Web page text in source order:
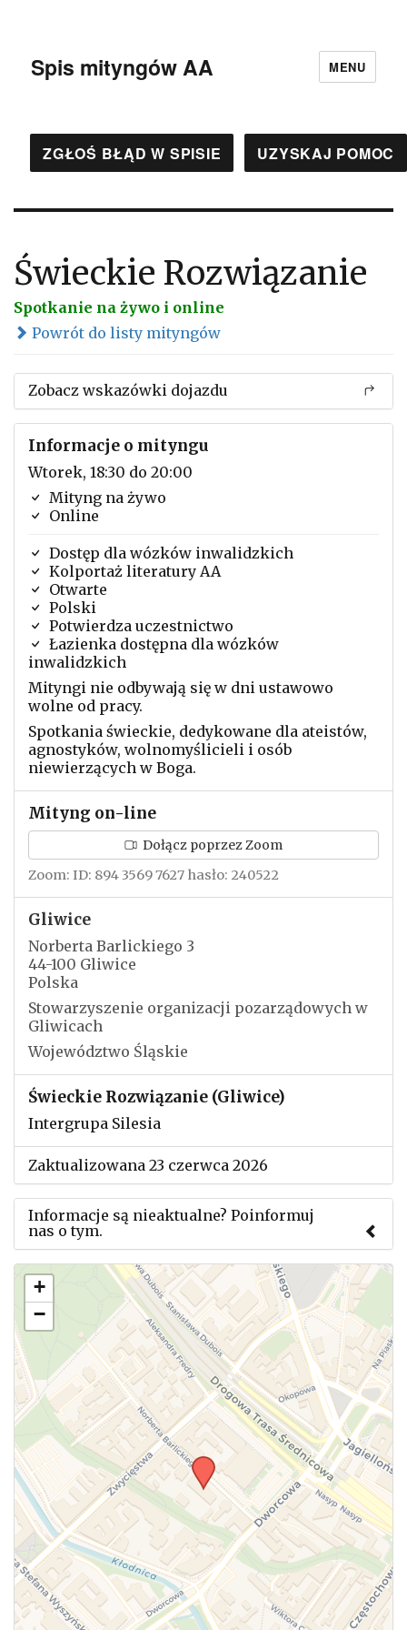
Spis mityngów AA MENU
ZGŁOŚ BŁĄD W SPISIE UZYSKAJ POMOC
Świeckie Rozwiązanie
Spotkanie na żywo i online
Powrót do listy mityngów
Zobacz wskazówki dojazdu
Informacje o mityngu
Wtorek, 18:30 do 20:00
Mityng na żywo
Online
Dostęp dla wózków inwalidzkich
Kolportaż literatury AA
Otwarte
Polski
Potwierdza uczestnictwo
Łazienka dostępna dla wózków
inwalidzkich
Mityngi nie odbywają się w dni ustawowo
wolne od pracy.
Spotkania świeckie, dedykowane dla ateistów,
agnostyków, wolnomyślicieli i osób
niewierzących w Boga.
Mityng on-line
Dołącz poprzez Zoom
Zoom: ID: 894 3569 7627 hasło: 240522
Gliwice
Norberta Barlickiego 3
44-100 Gliwice
Polska
Stowarzyszenie organizacji pozarządowych w
Gliwicach
Województwo Śląskie
Świeckie Rozwiązanie (Gliwice)
Intergrupa Silesia
Zaktualizowana 23 czerwca 2026
Informacje są nieaktualne? Poinformuj
nas o tym.
Użyj tego formularza aby przesłać informację o
zmianach w powyższym mityngu.
+
−